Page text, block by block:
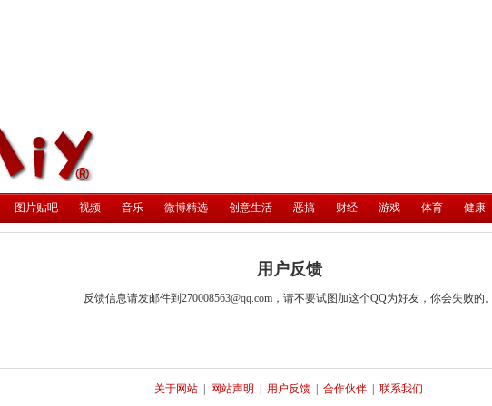
图片贴吧 视频 音乐 微博精选 创意生活 恶搞 财经 游戏 体育 健康
用户反馈
反馈信息请发邮件到270008563@qq.com，请不要试图加这个QQ为好友，你会失败的。
关于网站 网站声明 用户反馈 合作伙伴 联系我们